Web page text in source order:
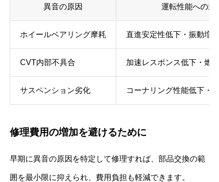
異音の原因 運転性能への影
ホイールベアリング摩耗 直進安定性低下・振動増
CVT内部不具合 加速レスポンス低下・燃
サスペンション劣化 コーナリング性能低下・
修理費用の増加を避けるために
早期に異音の原因を特定して修理すれば、部品交換の範
囲を最小限に抑えられ、費用負担も軽減できます。